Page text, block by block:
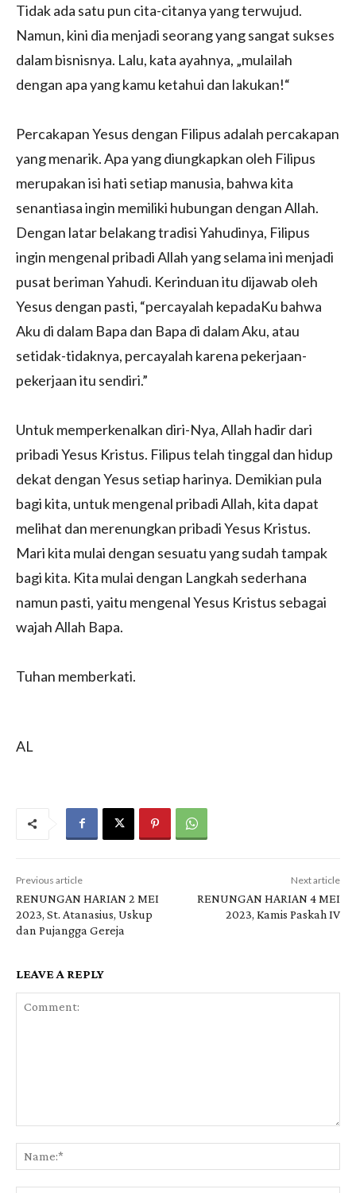
Tidak ada satu pun cita-citanya yang terwujud.
Namun, kini dia menjadi seorang yang sangat sukses
dalam bisnisnya. Lalu, kata ayahnya, „mulailah
dengan apa yang kamu ketahui dan lakukan!“
Percakapan Yesus dengan Filipus adalah percakapan
yang menarik. Apa yang diungkapkan oleh Filipus
merupakan isi hati setiap manusia, bahwa kita
senantiasa ingin memiliki hubungan dengan Allah.
Dengan latar belakang tradisi Yahudinya, Filipus
ingin mengenal pribadi Allah yang selama ini menjadi
pusat beriman Yahudi. Kerinduan itu dijawab oleh
Yesus dengan pasti, “percayalah kepadaKu bahwa
Aku di dalam Bapa dan Bapa di dalam Aku, atau
setidak-tidaknya, percayalah karena pekerjaan-
pekerjaan itu sendiri.”
Untuk memperkenalkan diri-Nya, Allah hadir dari
pribadi Yesus Kristus. Filipus telah tinggal dan hidup
dekat dengan Yesus setiap harinya. Demikian pula
bagi kita, untuk mengenal pribadi Allah, kita dapat
melihat dan merenungkan pribadi Yesus Kristus.
Mari kita mulai dengan sesuatu yang sudah tampak
bagi kita. Kita mulai dengan Langkah sederhana
namun pasti, yaitu mengenal Yesus Kristus sebagai
wajah Allah Bapa.
Tuhan memberkati.
AL
Previous article
RENUNGAN HARIAN 2 MEI
2023, St. Atanasius, Uskup
dan Pujangga Gereja
Next article
RENUNGAN HARIAN 4 MEI
2023, Kamis Paskah IV
LEAVE A REPLY